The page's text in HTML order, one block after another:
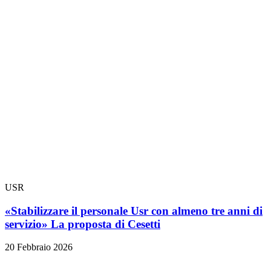
USR
«Stabilizzare il personale Usr con almeno tre anni di
servizio» La proposta di Cesetti
20 Febbraio 2026